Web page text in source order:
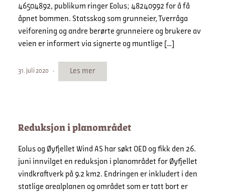
46504892, publikum ringer Eolus; 48240992 for å få
åpnet bommen. Statsskog som grunneier, Tverråga
veiforening og andre berørte grunneiere og brukere av
veien er informert via signerte og muntlige […]
31. juli 2020 Les mer
Reduksjon i planområdet
Eolus og Øyfjellet Wind AS har søkt OED og fikk den 26.
juni innvilget en reduksjon i planområdet for Øyfjellet
vindkraftverk på 9.2 km2. Endringen er inkludert i den
statlige arealplanen og området som er tatt bort er